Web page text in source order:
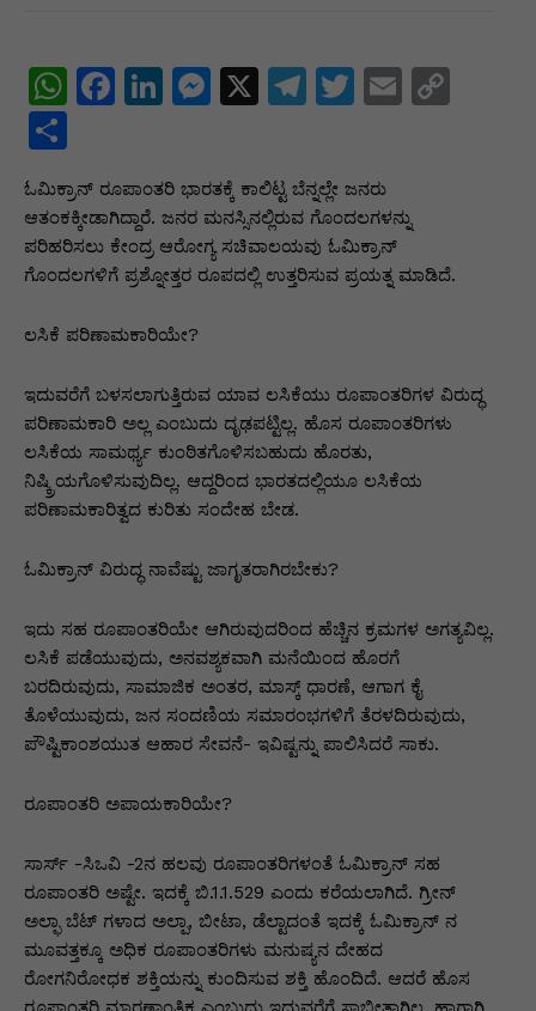
W
s
A
p
p
F
e
b
o
o
k
Li
e
dI
n
M
s
e
n
X
T
gr
a
m
T
er
E
l
n
ar
e
ಓಮಿಕ್ರಾನ್ ರೂಪಾಂತರಿ ಭಾರತಕ್ಕೆ ಕಾಲಿಟ್ಟ ಬೆನ್ನಲ್ಲೇ ಜನರು
ಆತಂಕಕ್ಕೀಡಾಗಿದ್ದಾರೆ. ಜನರ ಮನಸ್ಸಿನಲ್ಲಿರುವ ಗೊಂದಲಗಳನ್ನು
ಪರಿಹರಿಸಲು ಕೇಂದ್ರ ಆರೋಗ್ಯ ಸಚಿವಾಲಯವು ಓಮಿಕ್ರಾನ್
ಗೊಂದಲಗಳಿಗೆ ಪ್ರಶ್ನೋತ್ತರ ರೂಪದಲ್ಲಿ ಉತ್ತರಿಸುವ ಪ್ರಯತ್ನ ಮಾಡಿದೆ.
ಲಸಿಕೆ ಪರಿಣಾಮಕಾರಿಯೇ?
ಇದುವರೆಗೆ ಬಳಸಲಾಗುತ್ತಿರುವ ಯಾವ ಲಸಿಕೆಯು ರೂಪಾಂತರಿಗಳ ವಿರುದ್ಧ
ಪರಿಣಾಮಕಾರಿ ಅಲ್ಲ ಎಂಬುದು ದೃಢಪಟ್ಟಿಲ್ಲ. ಹೊಸ ರೂಪಾಂತರಿಗಳು
ಲಸಿಕೆಯ ಸಾಮರ್ಥ್ಯ ಕುಂಠಿತಗೊಳಿಸಬಹುದು ಹೊರತು,
ನಿಷ್ಕ್ರಿಯಗೊಳಿಸುವುದಿಲ್ಲ. ಆದ್ದರಿಂದ ಭಾರತದಲ್ಲಿಯೂ ಲಸಿಕೆಯ
ಪರಿಣಾಮಕಾರಿತ್ವದ ಕುರಿತು ಸಂದೇಹ ಬೇಡ.
ಓಮಿಕ್ರಾನ್ ವಿರುದ್ಧ ನಾವೆಷ್ಟು ಜಾಗೃತರಾಗಿರಬೇಕು?
ಇದು ಸಹ ರೂಪಾಂತರಿಯೇ ಆಗಿರುವುದರಿಂದ ಹೆಚ್ಚಿನ ಕ್ರಮಗಳ ಅಗತ್ಯವಿಲ್ಲ.
ಲಸಿಕೆ ಪಡೆಯುವುದು, ಅನವಶ್ಯಕವಾಗಿ ಮನೆಯಿಂದ ಹೊರಗೆ
ಬರದಿರುವುದು, ಸಾಮಾಜಿಕ ಅಂತರ, ಮಾಸ್ಕ್ ಧಾರಣೆ, ಆಗಾಗ ಕೈ
ತೊಳೆಯುವುದು, ಜನ ಸಂದಣಿಯ ಸಮಾರಂಭಗಳಿಗೆ ತೆರಳದಿರುವುದು,
ಪೌಷ್ಟಿಕಾಂಶಯುತ ಆಹಾರ ಸೇವನೆ- ಇವಿಷ್ಟನ್ನು ಪಾಲಿಸಿದರೆ ಸಾಕು.
ರೂಪಾಂತರಿ ಅಪಾಯಕಾರಿಯೇ?
ಸಾರ್ಸ್ -ಸಿಒವಿ -2ನ ಹಲವು ರೂಪಾಂತರಿಗಳಂತೆ ಓಮಿಕ್ರಾನ್ ಸಹ
ರೂಪಾಂತರಿ ಅಷ್ಟೇ. ಇದಕ್ಕೆ ಬಿ.1.1.529 ಎಂದು ಕರೆಯಲಾಗಿದೆ. ಗ್ರೀನ್
ಅಲ್ಫಾ ಬೆಟ್ ಗಳಾದ ಅಲ್ಪಾ, ಬೀಟಾ, ಡೆಲ್ಟಾದಂತೆ ಇದಕ್ಕೆ ಓಮಿಕ್ರಾನ್ ನ
ಮೂವತ್ತಕ್ಕೂ ಅಧಿಕ ರೂಪಾಂತರಿಗಳು ಮನುಷ್ಯನ ದೇಹದ
ರೋಗನಿರೋಧಕ ಶಕ್ತಿಯನ್ನು ಕುಂದಿಸುವ ಶಕ್ತಿ ಹೊಂದಿದೆ. ಆದರೆ ಹೊಸ